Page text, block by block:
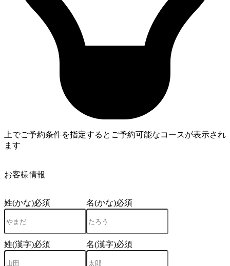
上でご予約条件を指定するとご予約可能なコースが表示され
ます
お客様情報
姓(かな)必須 名(かな)必須
姓(漢字)必須 名(漢字)必須